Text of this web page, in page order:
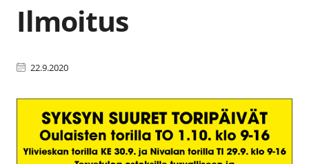
Ilmoitus
22.9.2020